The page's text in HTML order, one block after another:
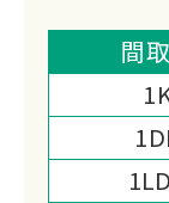
故人の思
ちに寄り
を心がけ
確かな経
せられる
間